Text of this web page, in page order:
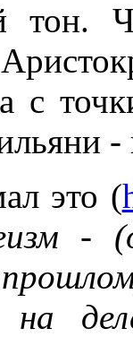
тон.
-
это (
-
на